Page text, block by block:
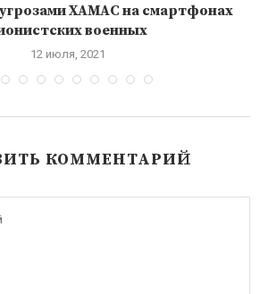
ХАМАС на смартфонах
военных
12 июля, 2021
КОММЕНТАРИЙ